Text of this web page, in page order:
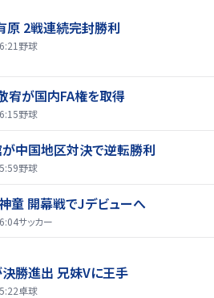
原 2戦連続完封勝利
野球
宥が国内FA権を取得
野球
中国地区対決で逆転勝利
野球
童 開幕戦でJデビューへ
サッカー
勝進出 兄妹Vに王手
卓球